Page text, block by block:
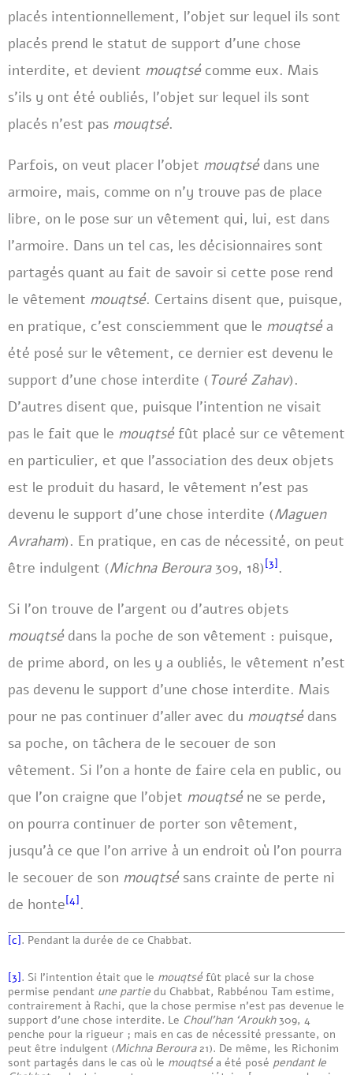
placés intentionnellement, l’objet sur lequel ils sont
placés prend le statut de support d’une chose
interdite, et devient mouqtsécomme eux. Mais
s’ils y ont été oubliés, l’objet sur lequel ils sont
placés n’est pas mouqtsé.
Parfois, on veut placer l’objet mouqtsédans une
armoire, mais, comme on n’y trouve pas de place
libre, on le pose sur un vêtement qui, lui, est dans
l’armoire. Dans un tel cas, les décisionnaires sont
partagés quant au fait de savoir si cette pose rend
le vêtement mouqtsé. Certains disent que, puisque,
en pratique, c’est consciemment que le mouqtséa
été posé sur le vêtement, ce dernier est devenu le
support d’une chose interdite (Touré Zahav).
D’autres disent que, puisque l’intention ne visait
pas le fait que le mouqtséfût placé sur ce vêtement
en particulier, et que l’association des deux objets
est le produit du hasard, le vêtement n’est pas
devenu le support d’une chose interdite (Maguen
Avraham). En pratique, en cas de nécessité, on peut
être indulgent (Michna Beroura309, 18) [3] .
Si l’on trouve de l’argent ou d’autres objets
mouqtsédans la poche de son vêtement : puisque,
de prime abord, on les y a oubliés, le vêtement n’est
pas devenu le support d’une chose interdite. Mais
pour ne pas continuer d’aller avec du mouqtsé dans
sa poche, on tâchera de le secouer de son
vêtement. Si l’on a honte de faire cela en public, ou
que l’on craigne que l’objet mouqtséne se perde,
on pourra continuer de porter son vêtement,
jusqu’à ce que l’on arrive à un endroit où l’on pourra
le secouer de son mouqtsésans crainte de perte ni
de honte[4] .
[c]. Pendant la durée de ce Chabbat.
[3]. Si l’intention était que le mouqtsé fût placé sur la chose
permise pendant une partie du Chabbat, Rabbénou Tam estime,
contrairement à Rachi, que la chose permise n’est pas devenue le
support d’une chose interdite. Le Choul’han ‘Aroukh309, 4
penche pour la rigueur ; mais en cas de nécessité pressante, on
peut être indulgent (Michna Beroura21). De même, les Richonim
sont partagés dans le cas où le mouqtsé a été posé pendant le